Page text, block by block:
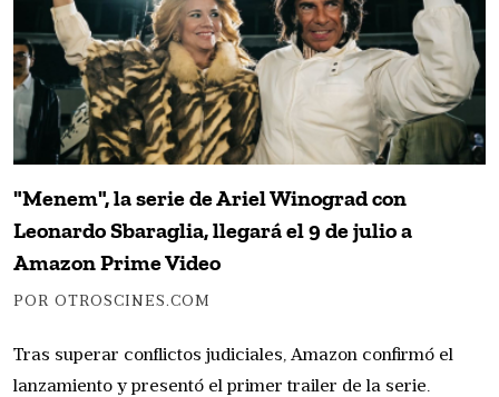
"Menem", la serie de Ariel Winograd con
Leonardo Sbaraglia, llegará el 9 de julio a
Amazon Prime Video
POR OTROSCINES.COM
Tras superar conflictos judiciales, Amazon confirmó el
lanzamiento y presentó el primer trailer de la serie.